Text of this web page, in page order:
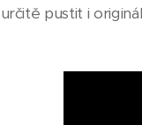
určitě pustit i